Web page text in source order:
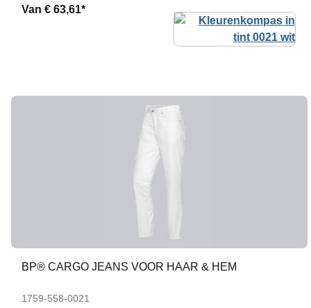
Van € 63,61*
BP® CARGO JEANS VOOR HAAR & HEM
1759-558-0021